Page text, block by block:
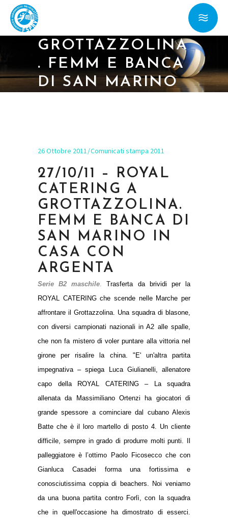
GROTTAZZOLINA
. FEMM E BANCA
DI SAN MARINO
26 Ottobre 2011 Comunicati stampa 2011
27/10/11 – ROYAL
CATERING A
GROTTAZZOLINA.
FEMM E BANCA DI
SAN MARINO IN
CASA CON
ARGENTA
Serie B2 maschile.Trasferta da brividi per la
ROYAL CATERING che scende nelle Marche per
affrontare il Grottazzolina. Una squadra di blasone,
con diversi campionati nazionali in A2 alle spalle,
che non fa mistero di voler puntare alla vittoria nel
girone per risalire la china. "E' un'altra partita
impegnativa – spiega Luca Giulianelli, allenatore
capo della ROYAL CATERING – La squadra
allenata da Massimiliano Ortenzi ha giocatori di
grande spessore a cominciare dal cubano Alexis
Batte che è il loro martello di posto 4. Un cliente
difficile, sempre in grado di produrre molti punti. Il
palleggiatore è l’ottimo Paolo Ficosecco che con
Gianluca Casadei forma una fortissima e
conosciutissima coppia di beachers. Noi veniamo
da una buona partita contro Forlì, con la squadra
che in quell'occasione ha dimostrato di esserci.